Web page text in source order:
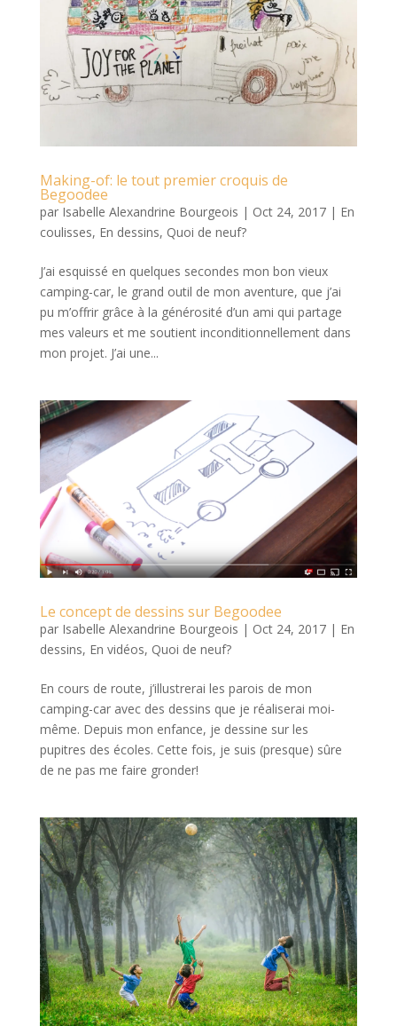
Making-of: le tout premier croquis de
Begoodee
par Isabelle Alexandrine Bourgeois | Oct 24, 2017| En
coulisses, En dessins, Quoi de neuf?
J’ai esquissé en quelques secondes mon bon vieux
camping-car, le grand outil de mon aventure, que j’ai
pu m’offrir grâce à la générosité d’un ami qui partage
mes valeurs et me soutient inconditionnellement dans
mon projet. J’ai une...
Le concept de dessins sur Begoodee
par Isabelle Alexandrine Bourgeois | Oct 24, 2017| En
dessins, En vidéos, Quoi de neuf?
En cours de route, j’illustrerai les parois de mon
camping-car avec des dessins que je réaliserai moi-
même. Depuis mon enfance, je dessine sur les
pupitres des écoles. Cette fois, je suis (presque) sûre
de ne pas me faire gronder!